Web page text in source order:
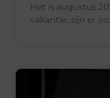
Het is augustus
vakantie, zijn er